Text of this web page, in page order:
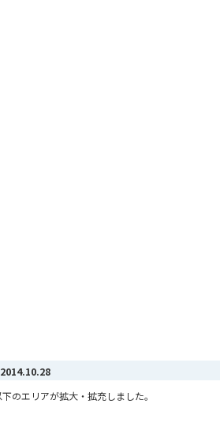
2014.10.28
のエリアが拡大・拡充しました。